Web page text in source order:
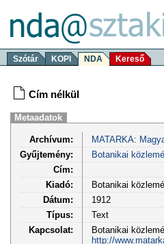
Szótár KOPI NDA Kereső
Cím nélkül
Metaadatok
Archívum:
MATARKA:
Gyűjtemény:
Botanikai
Cím:
Kiadó:
Botanikai
Dátum:
1912
Típus:
Text
Kapcsolat:
Botanikai
http://